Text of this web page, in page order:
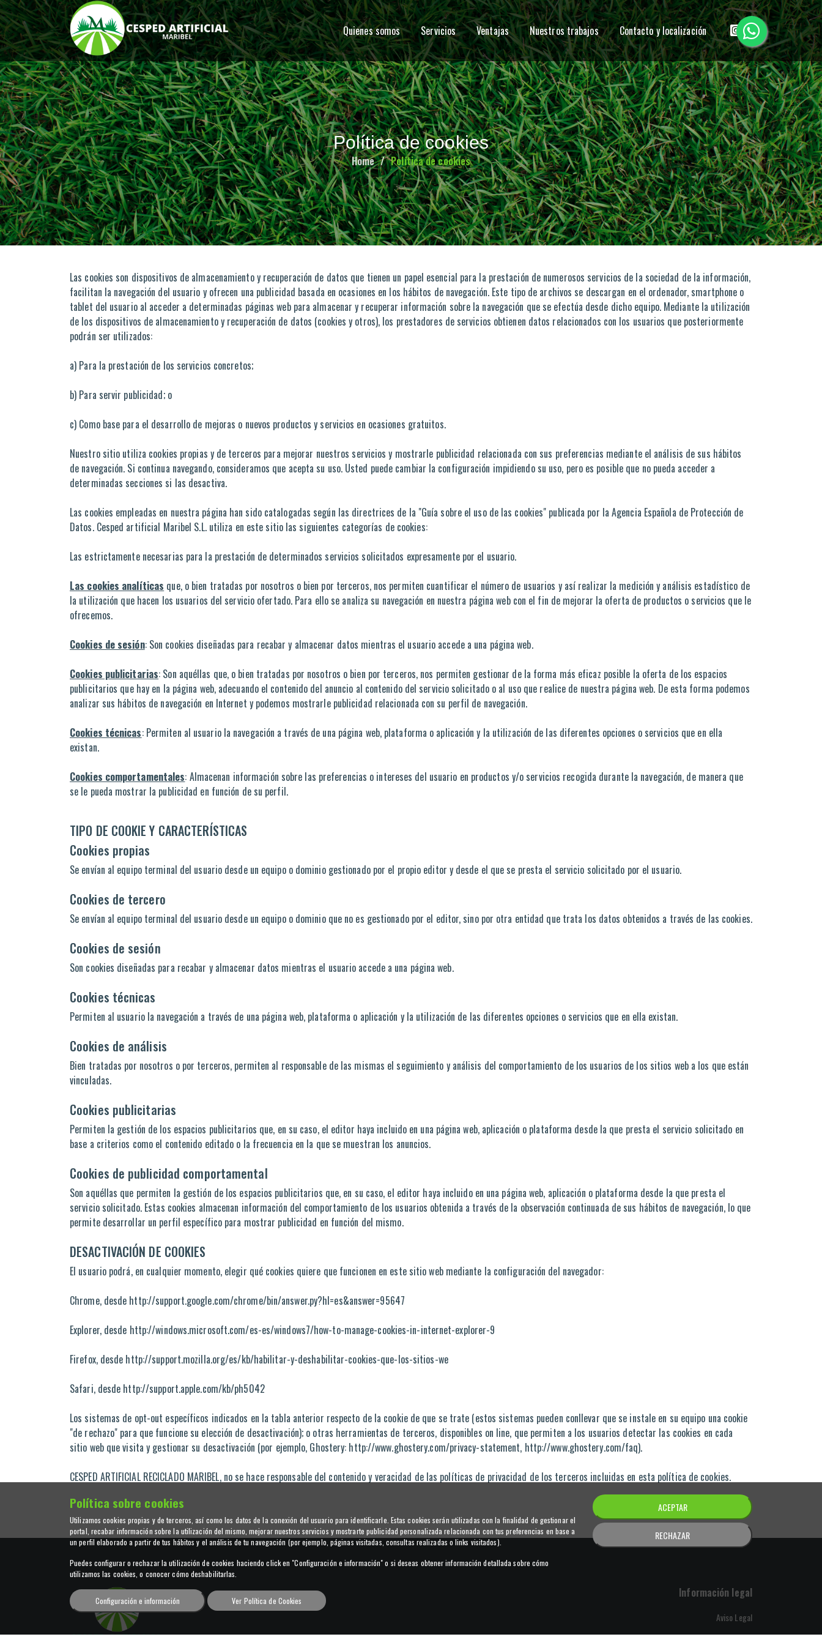
Quienes somos Servicios Ventajas Nuestros trabajos Contacto y localización
Política sobre cookies
Utilizamos cookies propias y de terceros, así como los datos de la conexión del usuario para identificarle. Estas cookies serán utilizadas con la finalidad de gestionar el
portal, recabar información sobre la utilización del mismo, mejorar nuestros servicios y mostrarte publicidad personalizada relacionada con tus preferencias en base a
un perfil elaborado a partir de tus hábitos y el análisis de tu navegación (por ejemplo, páginas visitadas, consultas realizadas o links visitados).
Puedes configurar o rechazar la utilización de cookies haciendo click en "Configuración e información" o si deseas obtener información detallada sobre cómo
utilizamos las cookies, o conocer cómo deshabilitarlas.
Configuración e información Ver Política de Cookies
ACEPTAR
RECHAZAR
Política de cookies
Home Política de cookies
Las cookies son dispositivos de almacenamiento y recuperación de datos que tienen un papel esencial para la prestación de numerosos servicios de la sociedad de la información,
facilitan la navegación del usuario y ofrecen una publicidad basada en ocasiones en los hábitos de navegación. Este tipo de archivos se descargan en el ordenador, smartphone o
tablet del usuario al acceder a determinadas páginas web para almacenar y recuperar información sobre la navegación que se efectúa desde dicho equipo. Mediante la utilización
de los dispositivos de almacenamiento y recuperación de datos (cookies y otros), los prestadores de servicios obtienen datos relacionados con los usuarios que posteriormente
podrán ser utilizados:
a) Para la prestación de los servicios concretos;
b) Para servir publicidad; o
c) Como base para el desarrollo de mejoras o nuevos productos y servicios en ocasiones gratuitos.
Nuestro sitio utiliza cookies propias y de terceros para mejorar nuestros servicios y mostrarle publicidad relacionada con sus preferencias mediante el análisis de sus hábitos
de navegación. Si continua navegando, consideramos que acepta su uso. Usted puede cambiar la configuración impidiendo su uso, pero es posible que no pueda acceder a
determinadas secciones si las desactiva.
Las cookies empleadas en nuestra página han sido catalogadas según las directrices de la "Guía sobre el uso de las cookies" publicada por la Agencia Española de Protección de
Datos. Cesped artificial Maribel S.L. utiliza en este sitio las siguientes categorías de cookies:
Las estrictamente necesarias para la prestación de determinados servicios solicitados expresamente por el usuario.
Las cookies analíticas que, o bien tratadas por nosotros o bien por terceros, nos permiten cuantificar el número de usuarios y así realizar la medición y análisis estadístico de
la utilización que hacen los usuarios del servicio ofertado. Para ello se analiza su navegación en nuestra página web con el fin de mejorar la oferta de productos o servicios que le
ofrecemos.
Cookies de sesión: Son cookies diseñadas para recabar y almacenar datos mientras el usuario accede a una página web.
Cookies publicitarias: Son aquéllas que, o bien tratadas por nosotros o bien por terceros, nos permiten gestionar de la forma más eficaz posible la oferta de los espacios
publicitarios que hay en la página web, adecuando el contenido del anuncio al contenido del servicio solicitado o al uso que realice de nuestra página web. De esta forma podemos
analizar sus hábitos de navegación en Internet y podemos mostrarle publicidad relacionada con su perfil de navegación.
Cookies técnicas: Permiten al usuario la navegación a través de una página web, plataforma o aplicación y la utilización de las diferentes opciones o servicios que en ella
existan.
Cookies comportamentales: Almacenan información sobre las preferencias o intereses del usuario en productos y/o servicios recogida durante la navegación, de manera que
se le pueda mostrar la publicidad en función de su perfil.
TIPO DE COOKIE Y CARACTERÍSTICAS
Cookies propias
Se envían al equipo terminal del usuario desde un equipo o dominio gestionado por el propio editor y desde el que se presta el servicio solicitado por el usuario.
Cookies de tercero
Se envían al equipo terminal del usuario desde un equipo o dominio que no es gestionado por el editor, sino por otra entidad que trata los datos obtenidos a través de las cookies.
Cookies de sesión
Son cookies diseñadas para recabar y almacenar datos mientras el usuario accede a una página web.
Cookies técnicas
Permiten al usuario la navegación a través de una página web, plataforma o aplicación y la utilización de las diferentes opciones o servicios que en ella existan.
Cookies de análisis
Bien tratadas por nosotros o por terceros, permiten al responsable de las mismas el seguimiento y análisis del comportamiento de los usuarios de los sitios web a los que están
vinculadas.
Cookies publicitarias
Permiten la gestión de los espacios publicitarios que, en su caso, el editor haya incluido en una página web, aplicación o plataforma desde la que presta el servicio solicitado en
base a criterios como el contenido editado o la frecuencia en la que se muestran los anuncios.
Cookies de publicidad comportamental
Son aquéllas que permiten la gestión de los espacios publicitarios que, en su caso, el editor haya incluido en una página web, aplicación o plataforma desde la que presta el
servicio solicitado. Estas cookies almacenan información del comportamiento de los usuarios obtenida a través de la observación continuada de sus hábitos de navegación, lo que
permite desarrollar un perfil específico para mostrar publicidad en función del mismo.
DESACTIVACIÓN DE COOKIES
El usuario podrá, en cualquier momento, elegir qué cookies quiere que funcionen en este sitio web mediante la configuración del navegador:
Chrome, desde http://support.google.com/chrome/bin/answer.py?hl=es&answer=95647
Explorer, desde http://windows.microsoft.com/es-es/windows7/how-to-manage-cookies-in-internet-explorer-9
Firefox, desde http://support.mozilla.org/es/kb/habilitar-y-deshabilitar-cookies-que-los-sitios-we
Safari, desde http://support.apple.com/kb/ph5042
Los sistemas de opt-out específicos indicados en la tabla anterior respecto de la cookie de que se trate (estos sistemas pueden conllevar que se instale en su equipo una cookie
"de rechazo" para que funcione su elección de desactivación); o otras herramientas de terceros, disponibles on line, que permiten a los usuarios detectar las cookies en cada
sitio web que visita y gestionar su desactivación (por ejemplo, Ghostery: http://www.ghostery.com/privacy-statement, http://www.ghostery.com/faq).
CESPED ARTIFICIAL RECICLADO MARIBEL, no se hace responsable del contenido y veracidad de las políticas de privacidad de los terceros incluidas en esta política de cookies.
Información legal
Aviso Legal